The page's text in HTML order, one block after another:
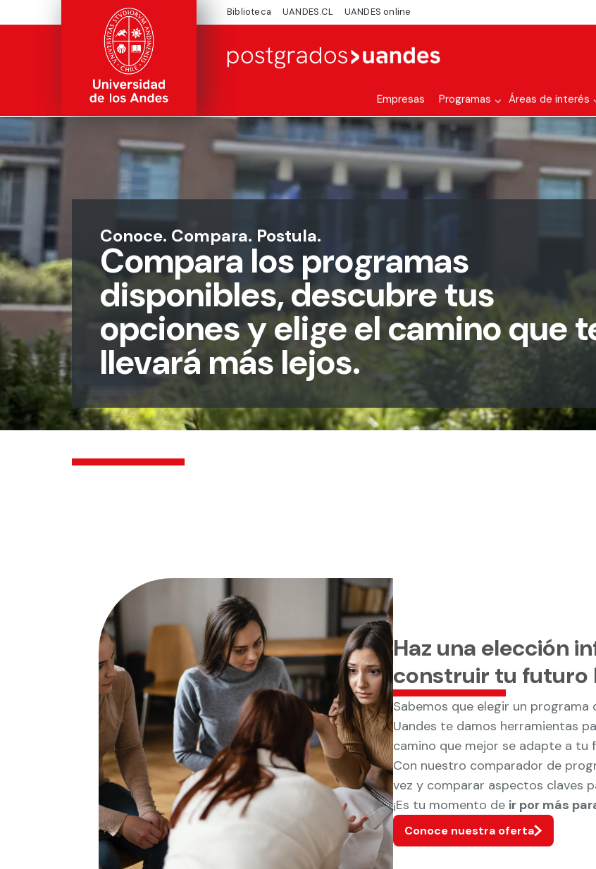
Biblioteca UANDES.CL UANDES online
Empresas Programas Áreas de interés
Conoce. Compara. Postula.
Compara los programas
disponibles, descubre tus
opciones y elige el camino que
llevará más lejos.
Haz una elección
construir tu futuro
Sabemos que elegir un programa
Uandes te damos herramientas
camino que mejor se adapte a tu
Con nuestro comparador de
vez y comparar aspectos claves
¡Es tu momento de ir por más
Conoce nuestra oferta